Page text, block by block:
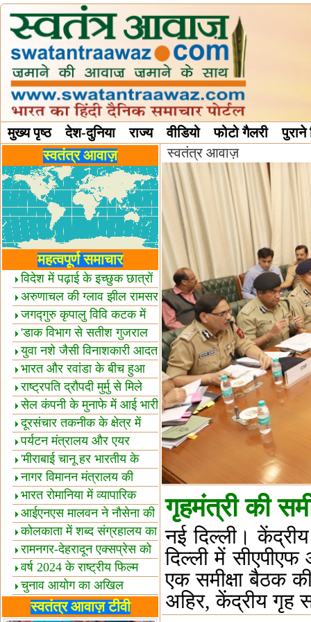
मुख्य पृष्ठ देश-दुनिया राज्य वीडियो फोटो गैलरी
विविध स्तंभस्वतंत्र आवाज़
महत्वपूर्ण समाचार
विदेश में पढ़ाई के इच्छुक छात्रों
केलिए खुशखबरी!
अरुणाचल की ग्लाव झील रामसर
स्थल घोषित
जगद्गुरु कृपालु विवि कटक में
शैक्षिक सत्र शुरू
'डाक विभाग से सतीश गुजराल
का रिश्ता गहरा'
युवा नशे जैसी विनाशकारी आदत
से दूर रहें-मोदी
भारत और रवांडा के बीच हुआ
व्यापार विस्तार
राष्ट्रपति द्रौपदी मुर्मु से मिले
बस्तर के प्रतिनिधि
सेल कंपनी के मुनाफे में आई भारी
उछाल!
दूरसंचार तकनीक के क्षेत्र में
उत्कृष्टता पुरस्कार
पर्यटन मंत्रालय और एयर
इंडिया में समझौता
'मीराबाई चानू हर भारतीय के
लिए प्रेरणा'
नागर विमानन मंत्रालय की
यात्रियों को सलाह
भारत रोमानिया में व्यापारिक
साझेदारियां
आईएनएस मालवन ने नौसेना की
ताकत बढ़ाई
कोलकाता में शब्द संग्रहालय का
उद्घाटन
रामनगर-देहरादून एक्सप्रेस को
हरी झंडी
वर्ष 2024 के राष्ट्रीय फिल्म
पुरस्कारों की घोषणा
चुनाव आयोग का अखिल
भारतीय मीडिया सम्मेलन
भारत में केवड़े का अस्तित्‍व 24
स्वतंत्र आवाज़ टीवी
स्वतंत्र आवाज़
गृहमंत्री की
नई दिल्‍ली।
दिल्ली में सीएपीएफ
एक समीक्षा बैठक
अहिर, केंद्रीय गृह